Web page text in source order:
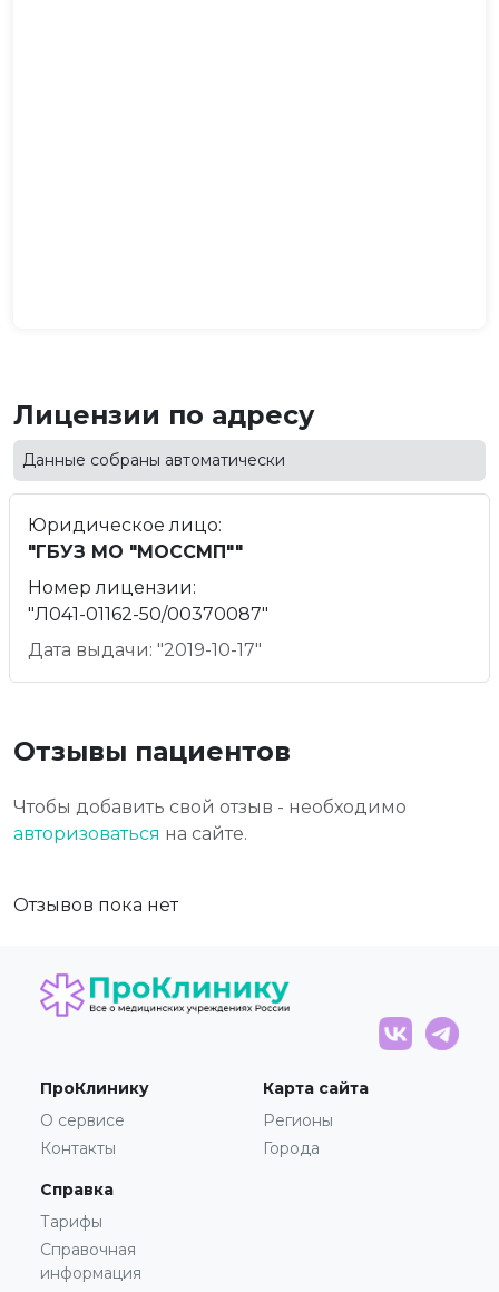
Лицензии по адресу
Данные собраны автоматически
Юридическое лицо:
"ГБУЗ МО "МОССМП""
Номер лицензии:
"Л041-01162-50/00370087"
Дата выдачи: "2019-10-17"
Отзывы пациентов
Чтобы добавить свой отзыв - необходимо
авторизоваться на сайте.
Отзывов пока нет
ПроКлинику
О сервисе
Контакты
Карта сайта
Регионы
Города
Справка
Тарифы
Справочная
информация